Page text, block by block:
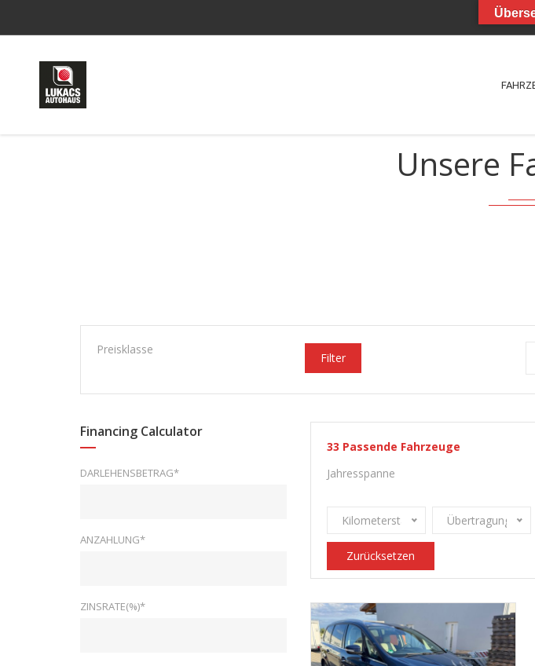
Unsere
Preisklasse
Filter
Financing Calculator
DARLEHENSBETRAG*
ANZAHLUNG*
ZINSRATE(%)*
33 Passende Fahrzeuge
Jahresspanne
Kilometerstand Übertragung
Zurücksetzen